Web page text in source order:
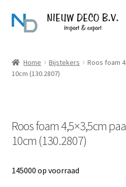
Ga
door
navigatie
Ga
naar
inhoud
Producten
Home Bijstekers
Roos foam
10cm (130.2807)
Roos foam 4,5×3,5cm
10cm (130.2807)
145000 op voorraad